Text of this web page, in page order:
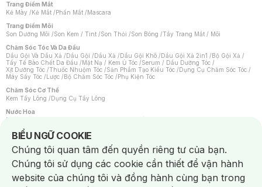
Trang Điểm Mắt
Kẻ Mày /Kẻ Mắt /Phấn Mắt /Mascara
Trang Điểm Môi
Son Dưỡng Môi /Son Kem / Tint /Son Thỏi /Son Bóng /Tẩy Trang Mắt / Môi
Chăm Sóc Tóc Và Da Đầu
Dầu Gội Và Dầu Xả /Dầu Gội /Dầu Xả /Dầu Gội Khô /Dầu Gội Xả 2in1 /Bộ Gội Xả /
Tẩy Tế Bào Chết Da Đầu /Mặt Nạ / Kem Ủ Tóc /Serum / Dầu Dưỡng Tóc /
Xịt Dưỡng Tóc /Thuốc Nhuộm Tóc /Sản Phẩm Tạo Kiểu Tóc /Dụng Cụ Chăm Sóc Tóc /
Máy Sấy Tóc /Lược /Bộ Chăm Sóc Tóc /Phụ Kiện Tóc
Chăm Sóc Cơ Thể
Kem Tẩy Lông /Dụng Cụ Tẩy Lông
Nước Hoa
Nước Hoa Nữ
Chăm Sóc Cá Nhân
Chống Muỗi /Khẩu Trang /Máy Massage/Mặt Nạ Xông Hơi /Nước Rửa Tay/
Sản Phẩm Chăm Sóc Khác /Bàn Chải Đánh Răng /Bàn Chải Điện/
Hỗ Trợ Trắng Răng/Kem Đánh Răng /Máy Tăm Nước/ Nước Súc Miệng/
Tăm / Chỉ Nha Khoa/ Xịt Thơm Miệng / Dung Dịch Vệ Sinh/Dưỡng Vùng Kín/
Khăn Ướt Vệ Sinh Vùng Kín/Băng Vệ Sinh/Tampon/Bọt Cạo Râu /Dao Cạo Râu/
Máy Cạo Râu
BIỂU NGỮ COOKIE
Notice about cookies usage
Chúng tôi quan tâm đến quyền riêng tư của bạn.
Chúng tôi sử dụng các cookie cần thiết để vận hành
website của chúng tôi và đồng hành cùng bạn trong